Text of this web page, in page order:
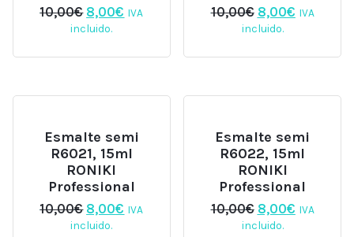
10,00€ El
precio
era:
8,00€ El
es:
IVA
incluido.
10,00€ El
precio
era:
8,00€El
es:
IVA
incluido.
Esmalte semi
R6021, 15ml
RONIKI
Professional
10,00€ El
precio
8,00€ El
IVA
incluido.
Esmalte semi
R6022, 15ml
RONIKI
Professional
10,00€ El
precio
8,00€ElIVA
incluido.